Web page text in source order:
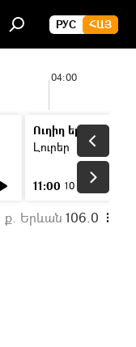
РУС ՀԱՅ
04:00
Ուղիղ եթեր
Լուրեր
11:00 10 ր
ք. Երևան 106.0